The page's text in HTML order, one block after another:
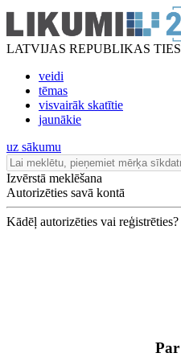
LATVIJAS REPUBLIKAS
veidi
tēmas
visvairāk skatītie
jaunākie
uz sākumu
Izvērstā meklēšana
Autorizēties savā kontā
Kādēļ autorizēties vai reģistrēties?